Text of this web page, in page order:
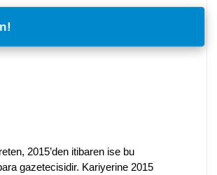
2015’den itibaren ise bu
gazetecisidir. Kariyerine 2015